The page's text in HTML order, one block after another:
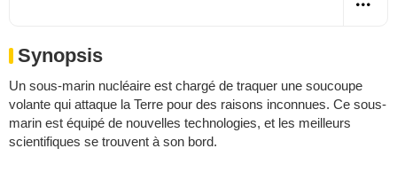
Synopsis
Un sous-marin nucléaire est chargé de traquer une soucoupe
volante qui attaque la Terre pour des raisons inconnues. Ce sous-
marin est équipé de nouvelles technologies, et les meilleurs
scientifiques se trouvent à son bord.